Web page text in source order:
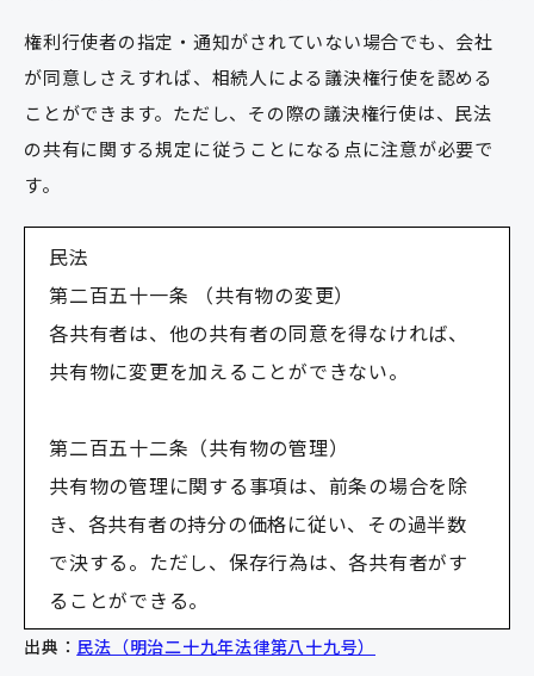
権利行使者の指定・通知がされていない場合でも、会社
が同意しさえすれば、相続人による議決権行使を認める
ことができます。ただし、その際の議決権行使は、民法
の共有に関する規定に従うことになる点に注意が必要で
す。
民法
第二百五十一条 （共有物の変更）
各共有者は、他の共有者の同意を得なければ、
共有物に変更を加えることができない。
第二百五十二条（共有物の管理）
共有物の管理に関する事項は、前条の場合を除
き、各共有者の持分の価格に従い、その過半数
で決する。ただし、保存行為は、各共有者がす
ることができる。
出典： 民法（明治二十九年法律第八十九号）